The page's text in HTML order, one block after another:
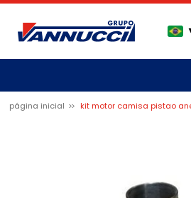
página inicial kit motor camisa pistao